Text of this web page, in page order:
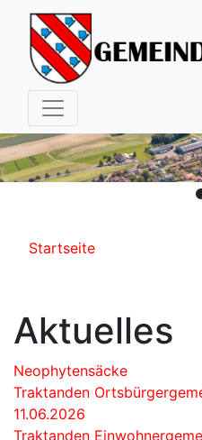
Startseite
Aktuelles
Neophytensäcke
Traktanden
11.06.2026
Traktanden